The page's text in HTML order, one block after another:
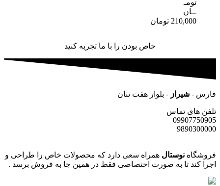
تومـ
ــان
210,000 تومان
خاص بودن را با ما تجربه کنید
فارس - شیراز - بلوار هفت تنان
تلفن های تماس
09907750905
9890300000
فروشگاه نوستال همراه سعی دارد که محصولات خاص را طراحی و
اجرا کند تا به صورت اختصاصی فقط در همین جا به فروش برسد .